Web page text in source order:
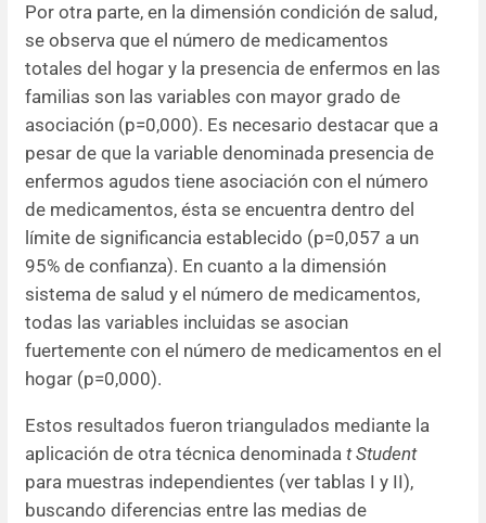
Por otra parte, en la dimensión condición de salud,
se observa que el número de medicamentos
totales del hogar y la presencia de enfermos en las
familias son las variables con mayor grado de
asociación (p=0,000). Es necesario destacar que a
pesar de que la variable denominada presencia de
enfermos agudos tiene asociación con el número
de medicamentos, ésta se encuentra dentro del
límite de significancia establecido (p=0,057 a un
95% de confianza). En cuanto a la dimensión
sistema de salud y el número de medicamentos,
todas las variables incluidas se asocian
fuertemente con el número de medicamentos en el
hogar (p=0,000).
Estos resultados fueron triangulados mediante la
aplicación de otra técnica denominada t Student
para muestras independientes (ver tablas I y II),
buscando diferencias entre las medias de